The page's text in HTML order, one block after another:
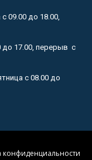
09.00 до 18.00,
до 17.00, перерыв с
с 08.00 до
конфиденциальности